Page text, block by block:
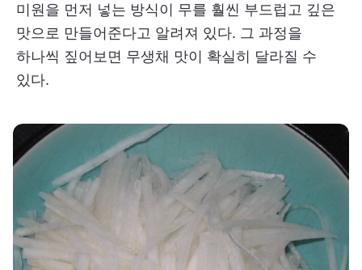
미원을 먼저 넣는 방식이 무를 훨씬 부드럽고 깊은
맛으로 만들어준다고 알려져 있다. 그 과정을
하나씩 짚어보면 무생채 맛이 확실히 달라질 수
있다.